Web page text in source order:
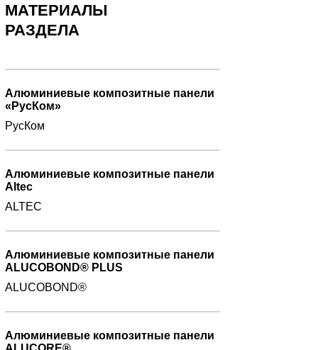
МАТЕРИАЛЫ
РАЗДЕЛА
Алюминиевые композитные панели
«РусКом»
РусКом
Алюминиевые композитные панели
Altec
ALTEC
Алюминиевые композитные панели
ALUCOBOND® PLUS
ALUCOBOND®
Алюминиевые композитные панели